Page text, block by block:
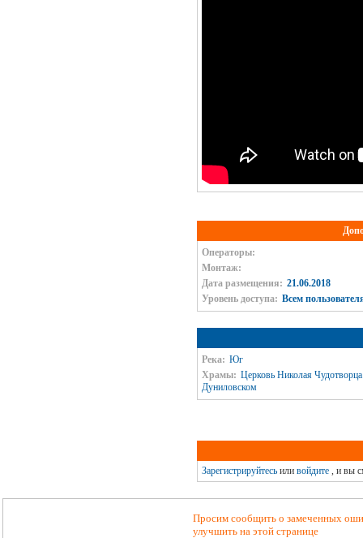
Операторы:
Монтаж:
Дата размещения: 21.06.2018
Уровень доступа: Всем
Река: Юг
Храмы: Церковь Николая
Дуниловском
Зарегистрируйтесьили войдите, и вы
Просим сообщить о замеченных
улучшить на этой странице